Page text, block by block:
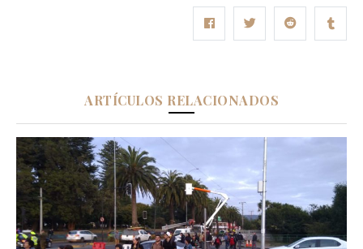
ARTÍCULOS RELACIONADOS